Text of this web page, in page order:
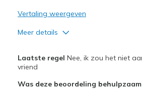
Vertaling weergeven
Meer details
Attractive Design
Stylish
Laatste regel Nee, ik zou het niet
vriend
Was deze beoordeling